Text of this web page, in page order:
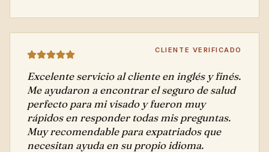
CLIENTE VERIFICADO
Excelente servicio al cliente en inglés y finés.
Me ayudaron a encontrar el seguro de salud
perfecto para mi visado y fueron muy
rápidos en responder todas mis preguntas.
Muy recomendable para expatriados que
necesitan ayuda en su propio idioma.